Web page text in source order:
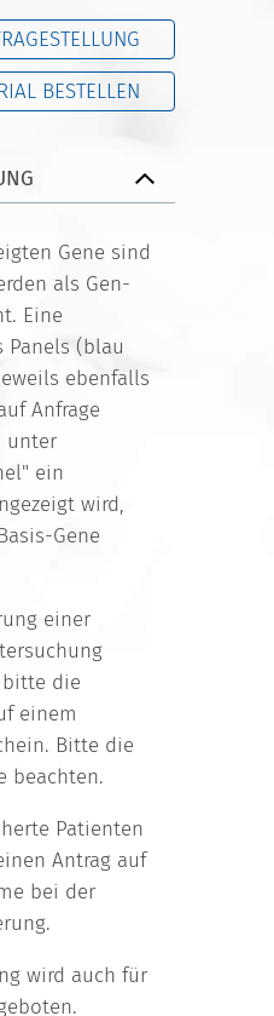
BESTELLEN
Gene sind
als Gen-
Eine
Panels (blau
ebenfalls
Anfrage
unter
ein
wird,
Gene
einer
bitte die
einem
Bitte die
beachten.
Patienten
Antrag auf
bei der
wird auch für